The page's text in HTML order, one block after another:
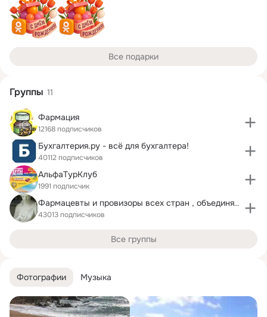
Фотографии Музыка
Все подарки
Группы 11
Фармация
12168 подписчиков
Бухгалтерия.ру - всё для бухгалтера!
40112 подписчиков
АльфаТурКлуб
1991 подписчик
Фармацевты и провизоры всех стран , объединяйтесь!
43013 подписчиков
Все группы